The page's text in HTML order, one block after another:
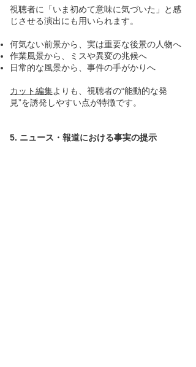
視聴者に「いま初めて意味に気づいた」と感
じさせる演出にも用いられます。
何気ない前景から、実は重要な後景の人物へ
作業風景から、ミスや異変の兆候へ
日常的な風景から、事件の手がかりへ
カット編集よりも、視聴者の“能動的な発
見”を誘発しやすい点が特徴です。
5. ニュース・報道における事実の提示